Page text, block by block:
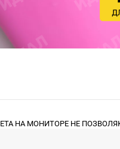
НА МОНИТОРЕ НЕ